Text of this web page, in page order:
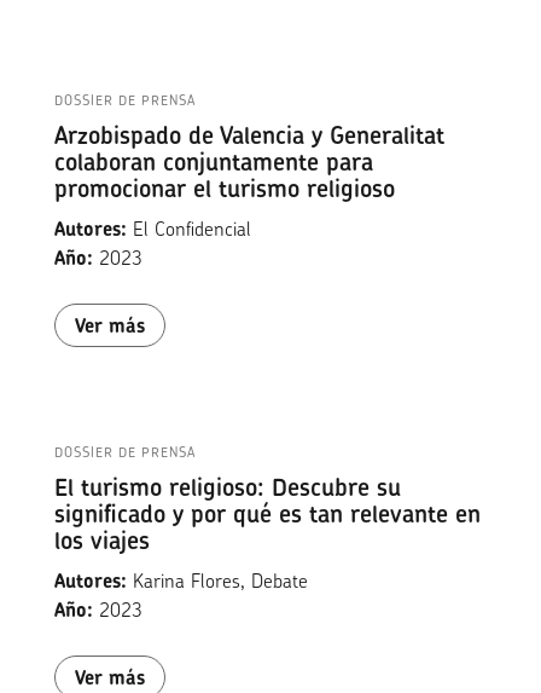
DOSSIER DE PRENSA
Arzobispado de Valencia y Generalitat
colaboran conjuntamente para
promocionar el turismo religioso
Autores: El Confidencial
Año: 2023
Ver más
DOSSIER DE PRENSA
El turismo religioso: Descubre su
significado y por qué es tan relevante en
los viajes
Autores: Karina Flores, Debate
Año: 2023
Ver más